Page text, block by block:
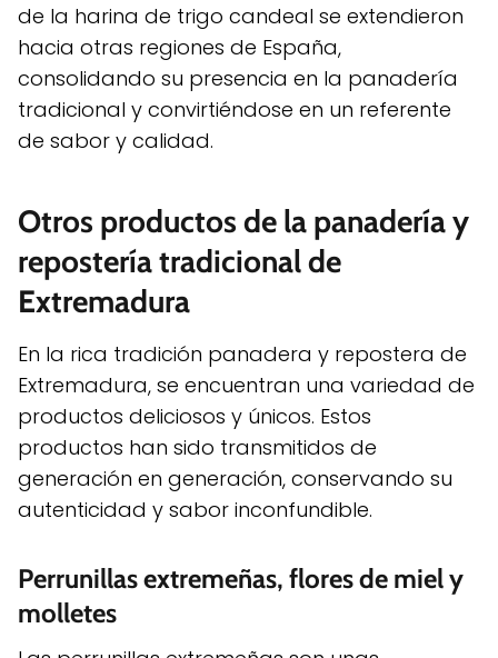
de la harina de trigo candeal se extendieron
hacia otras regiones de España,
consolidando su presencia en la panadería
tradicional y convirtiéndose en un referente
de sabor y calidad.
Otros productos de la panadería y
repostería tradicional de
Extremadura
En la rica tradición panadera y repostera de
Extremadura, se encuentran una variedad de
productos deliciosos y únicos. Estos
productos han sido transmitidos de
generación en generación, conservando su
autenticidad y sabor inconfundible.
Perrunillas extremeñas, flores de miel y
molletes